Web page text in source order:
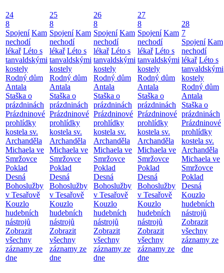
24
8
Spojení Kam
nechodí
lékař Léto s
tanvaldskými
kostely
Rodný dům
Antala
Staška o
prázdninách
Prázdninové
prohlídky
kostela sv.
Archanděla
Michaela ve
Smržovce
Poklad
Desná
Bohoslužby
v Tesařově
Kouzlo
hudebních
nástrojů
Zobrazit
všechny
záznamy ze
dne
25
8
Spojení Kam
nechodí
lékař Léto s
tanvaldskými
kostely
Rodný dům
Antala
Staška o
prázdninách
Prázdninové
prohlídky
kostela sv.
Archanděla
Michaela ve
Smržovce
Poklad
Desná
Bohoslužby
v Tesařově
Kouzlo
hudebních
nástrojů
Zobrazit
všechny
záznamy ze
dne
26
8
Spojení Kam
nechodí
lékař Léto s
tanvaldskými
kostely
Rodný dům
Antala
Staška o
prázdninách
Prázdninové
prohlídky
kostela sv.
Archanděla
Michaela ve
Smržovce
Poklad
Desná
Bohoslužby
v Tesařově
Kouzlo
hudebních
nástrojů
Zobrazit
všechny
záznamy ze
dne
27
8
Spojení Kam
nechodí
lékař Léto s
tanvaldskými
kostely
Rodný dům
Antala
Staška o
prázdninách
Prázdninové
prohlídky
kostela sv.
Archanděla
Michaela ve
Smržovce
Poklad
Desná
Bohoslužby
v Tesařově
Kouzlo
hudebních
nástrojů
Zobrazit
všechny
záznamy ze
dne
28
7
Spojení Kam
nechodí
lékař Léto s
tanvaldskými
kostely
Rodný dům
Antala
Staška o
prázdninách
Prázdninové
prohlídky
kostela sv.
Archanděla
Michaela ve
Smržovce
Poklad
Desná
Kouzlo
hudebních
nástrojů
Zobrazit
všechny
záznamy ze
dne